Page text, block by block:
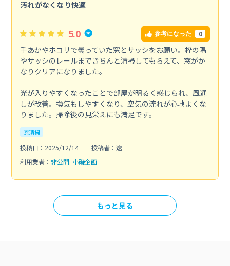
汚れがなくなり快適
5.0 参考になった 0
手あかやホコリで曇っていた窓とサッシをお願い。枠の隅
やサッシのレールまできちんと清掃してもらえて、窓がか
なりクリアになりました。
光が入りやすくなったことで部屋が明るく感じられ、風通
しが改善。換気もしやすくなり、空気の流れが心地よくな
りました。掃除後の見栄えにも満足です。
窓清掃
投稿日：2025/12/14
投稿者：遼
利用業者： 非公開: 小磯企画
もっと見る